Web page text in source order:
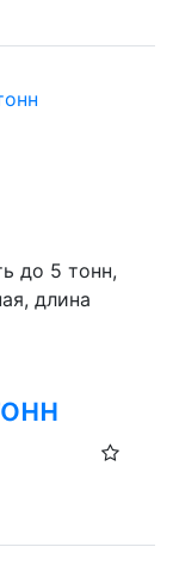
до 5 тонн,
длина